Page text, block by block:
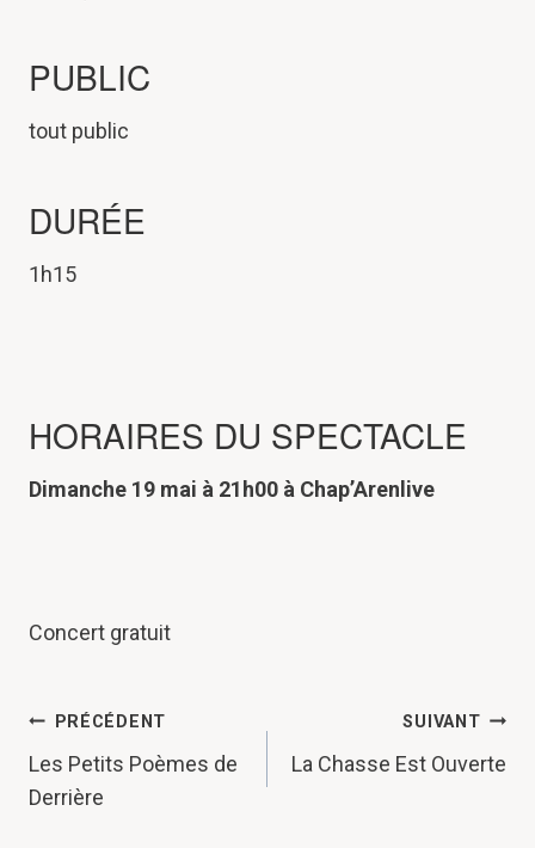
PUBLIC
tout public
DURÉE
1h15
HORAIRES DU SPECTACLE
Dimanche 19 mai à 21h00 à Chap’Arenlive
Concert gratuit
NAVIGATION
DE
L’ARTICLE
PRÉCÉDENT
Les Petits Poèmes de
Derrière
SUIVANT
La Chasse Est Ouverte